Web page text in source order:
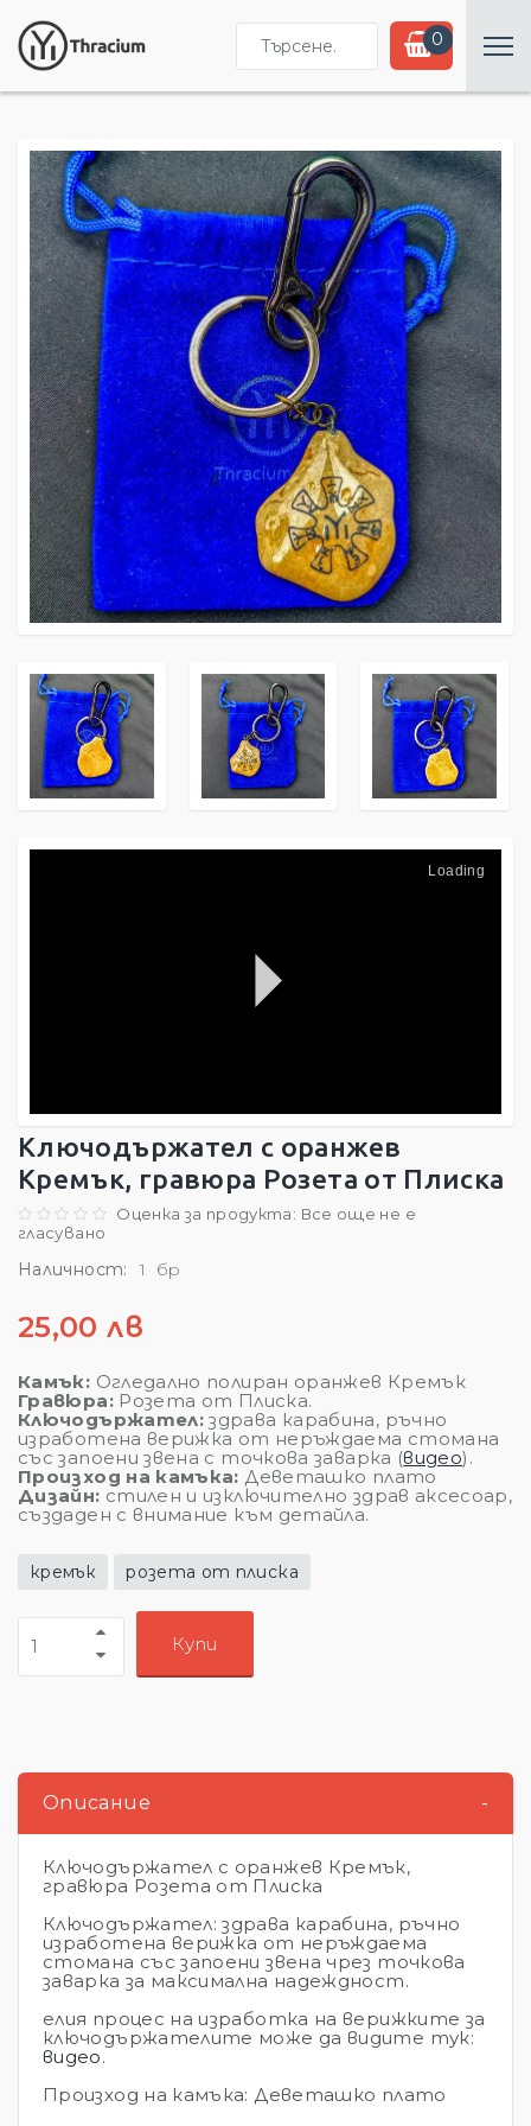
Търсене... 0
P
Loading
Ключодържател с оранжев
Кремък, гравюра Розета от Плиска
Оценка за продукта: Все още не е
гласувано
Наличност: 1 бр
25,00 лв
Камък: Огледално полиран оранжев Кремък
Гравюра:Розета от Плиска.
Ключодържател: здрава карабина, ръчно
изработена верижка от неръждаема стомана
със запоени звена с точкова заварка (видео).
Произход на камъка: Деветашко плато
Дизайн: стилен и изключително здрав аксесоар,
създаден с внимание към детайла.
кремък розета от плиска
Купи
Описание -
Ключодържател с оранжев Кремък,
гравюра Розета от Плиска
Ключодържател: здрава карабина, ръчно
изработена верижка от неръждаема
стомана със запоени звена чрез точкова
заварка за максимална надеждност.
елия процес на изработка на верижките за
ключодържателите може да видите тук:
видео.
Произход на камъка: Деветашко плато